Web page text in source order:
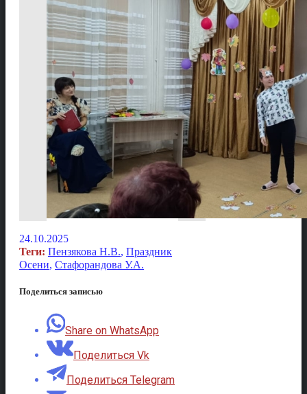
24.10.2025
Теги: Пензякова Н.В., Праздник
Осени, Стафорандова У.А.
Поделиться записью
Share on WhatsApp
Поделиться Vk
Поделиться Telegram